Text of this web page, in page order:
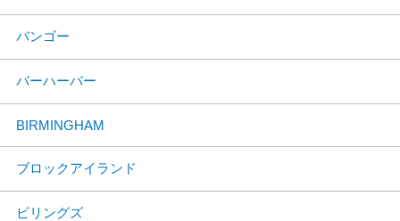
バンゴー
バーハーバー
BIRMINGHAM
ブロックアイランド
ビリングズ